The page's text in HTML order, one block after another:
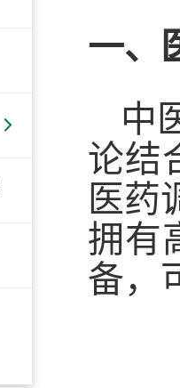
一、
中
论结
医药
拥有
备，